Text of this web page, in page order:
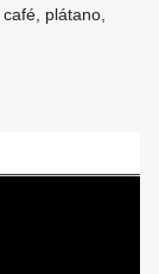
plátano,